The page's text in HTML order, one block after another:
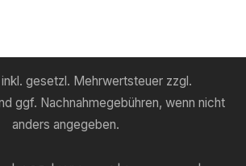
gesetzl. Mehrwertsteuer zzgl.
ggf. Nachnahmegebühren, wenn nicht
anders angegeben.